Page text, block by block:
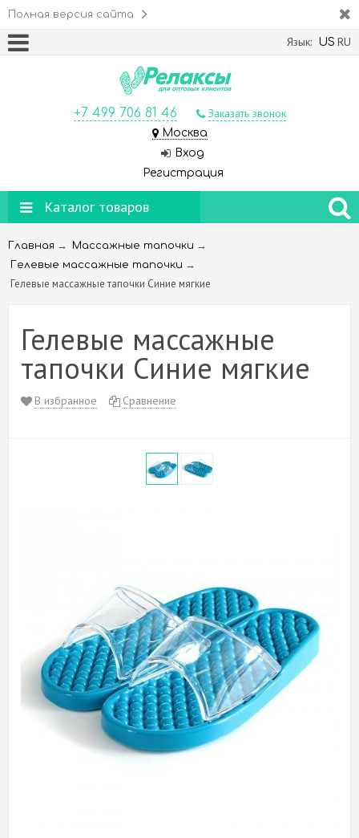
Полная версия сайта
Язык: US RU
+7 499 706 81 46 Заказать звонок
Москва
Вход
Регистрация
Каталог товаров
Главная → Массажные тапочки →
Гелевые массажные тапочки →
Гелевые массажные тапочки Синие мягкие
Гелевые массажные
тапочки Синие мягкие
В избранное Сравнение